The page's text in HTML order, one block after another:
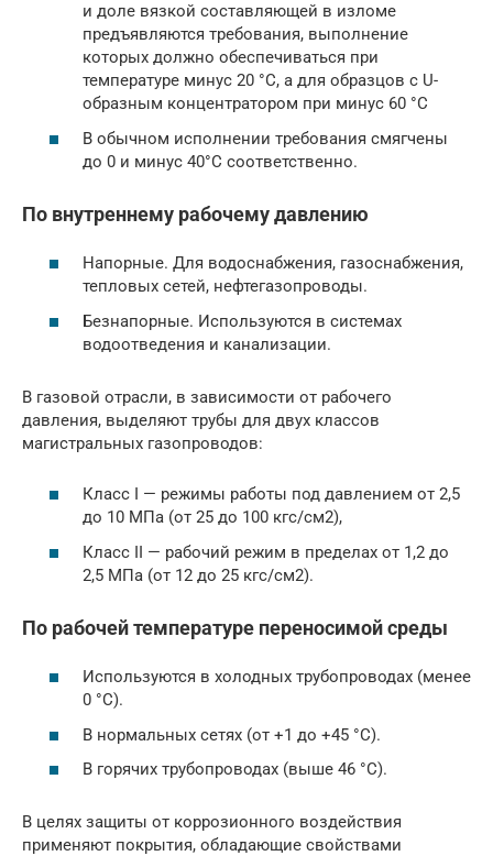
и доле вязкой составляющей в изломе
предъявляются требования, выполнение
которых должно обеспечиваться при
температуре минус 20 °С, а для образцов с U-
образным концентратором при минус 60 °С
В обычном исполнении требования смягчены
до 0 и минус 40°С соответственно.
По внутреннему рабочему давлению
Напорные. Для водоснабжения, газоснабжения,
тепловых сетей, нефтегазопроводы.
Безнапорные. Используются в системах
водоотведения и канализации.
В газовой отрасли, в зависимости от рабочего
давления, выделяют трубы для двух классов
магистральных газопроводов:
Класс I — режимы работы под давлением от 2,5
до 10 МПа (от 25 до 100 кгс/см2),
Класс II — рабочий режим в пределах от 1,2 до
2,5 МПа (от 12 до 25 кгс/см2).
По рабочей температуре переносимой среды
Используются в холодных трубопроводах (менее
0 °C).
В нормальных сетях (от +1 до +45 °C).
В горячих трубопроводах (выше 46 °C).
В целях защиты от коррозионного воздействия
применяют покрытия, обладающие свойствами